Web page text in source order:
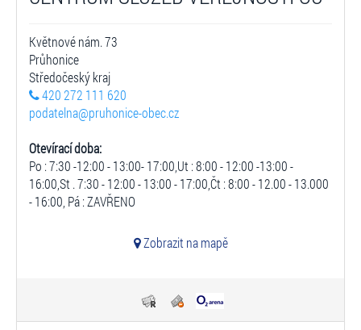
Květnové nám. 73
Průhonice
Středočeský kraj
420 272 111 620
podatelna@pruhonice-obec.cz
Otevírací doba:
Po : 7:30 -12:00 - 13:00- 17:00,Ut : 8:00 - 12:00 -13:00 -
16:00,St . 7:30 - 12:00 - 13:00 - 17:00,Čt : 8:00 - 12.00 - 13.000
- 16:00, Pá : ZAVŘENO
Zobrazit na mapě